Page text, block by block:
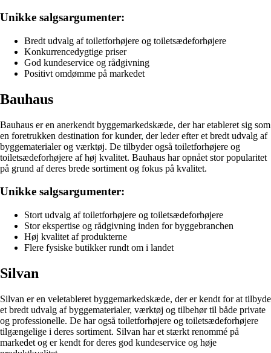
Unikke salgsargumenter:
Bredt udvalg af toiletforhøjere og toiletsædeforhøjere
Konkurrencedygtige priser
God kundeservice og rådgivning
Positivt omdømme på markedet
Bauhaus
Bauhaus er en anerkendt byggemarkedskæde, der har etableret sig som
en foretrukken destination for kunder, der leder efter et bredt udvalg af
byggematerialer og værktøj. De tilbyder også toiletforhøjere og
toiletsædeforhøjere af høj kvalitet. Bauhaus har opnået stor popularitet
på grund af deres brede sortiment og fokus på kvalitet.
Unikke salgsargumenter:
Stort udvalg af toiletforhøjere og toiletsædeforhøjere
Stor ekspertise og rådgivning inden for byggebranchen
Høj kvalitet af produkterne
Flere fysiske butikker rundt om i landet
Silvan
Silvan er en veletableret byggemarkedskæde, der er kendt for at tilbyde
et bredt udvalg af byggematerialer, værktøj og tilbehør til både private
og professionelle. De har også toiletforhøjere og toiletsædeforhøjere
tilgængelige i deres sortiment. Silvan har et stærkt renommé på
markedet og er kendt for deres god kundeservice og høje